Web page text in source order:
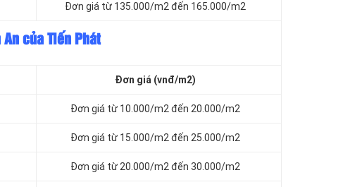
Đơn giá từ 135.000/m2 đến 165.000/m2
của Tiến Phát
Đơn giá (vnđ/m2)
Đơn giá từ 10.000/m2 đến 20.000/m2
Đơn giá từ 15.000/m2 đến 25.000/m2
Đơn giá từ 20.000/m2 đến 30.000/m2